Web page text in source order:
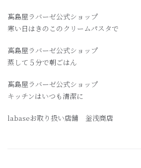
髙島屋ラバーゼ公式ショップ
寒い日はきのこのクリームパスタで
高島屋ラバーゼ公式ショップ
蒸して５分で朝ごはん
髙島屋ラバーゼ公式ショップ
キッチンはいつも清潔に
labaseお取り扱い店舗 釡浅商店